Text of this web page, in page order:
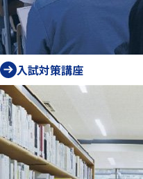
入試対策講座